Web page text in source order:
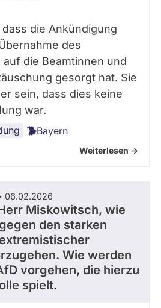
die Ankündigung
des
die Beamtinnen und
gesorgt hat. Sie
sein, dass dies keine
war.
Bayern
Weiterlesen ->
06.02.2026
Miskowitsch, wie
den starken
Wie werden
vorgehen, die hierzu
spielt.